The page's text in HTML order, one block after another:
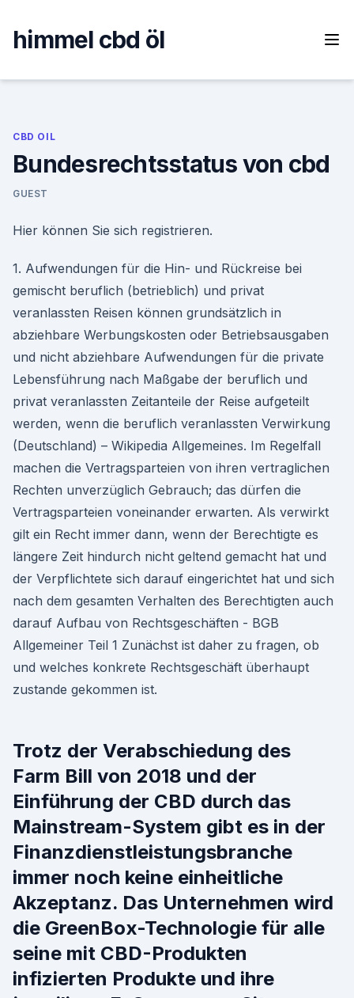
content
himmel cbd öl
CBD OIL
Bundesrechtsstatus von cbd
GUEST
Hier können Sie sich registrieren.
1. Aufwendungen für die Hin- und Rückreise bei
gemischt beruflich (betrieblich) und privat
veranlassten Reisen können grundsätzlich in
abziehbare Werbungskosten oder Betriebsausgaben
und nicht abziehbare Aufwendungen für die private
Lebensführung nach Maßgabe der beruflich und
privat veranlassten Zeitanteile der Reise aufgeteilt
werden, wenn die beruflich veranlassten Verwirkung
(Deutschland) – Wikipedia Allgemeines. Im Regelfall
machen die Vertragsparteien von ihren vertraglichen
Rechten unverzüglich Gebrauch; das dürfen die
Vertragsparteien voneinander erwarten. Als verwirkt
gilt ein Recht immer dann, wenn der Berechtigte es
längere Zeit hindurch nicht geltend gemacht hat und
der Verpflichtete sich darauf eingerichtet hat und sich
nach dem gesamten Verhalten des Berechtigten auch
darauf Aufbau von Rechtsgeschäften - BGB
Allgemeiner Teil 1 Zunächst ist daher zu fragen, ob
und welches konkrete Rechtsgeschäft überhaupt
zustande gekommen ist.
Trotz der Verabschiedung des
Farm Bill von 2018 und der
Einführung der CBD durch das
Mainstream-System gibt es in der
Finanzdienstleistungsbranche
immer noch keine einheitliche
Akzeptanz. Das Unternehmen wird
die GreenBox-Technologie für alle
seine mit CBD-Produkten
infizierten Produkte und ihre